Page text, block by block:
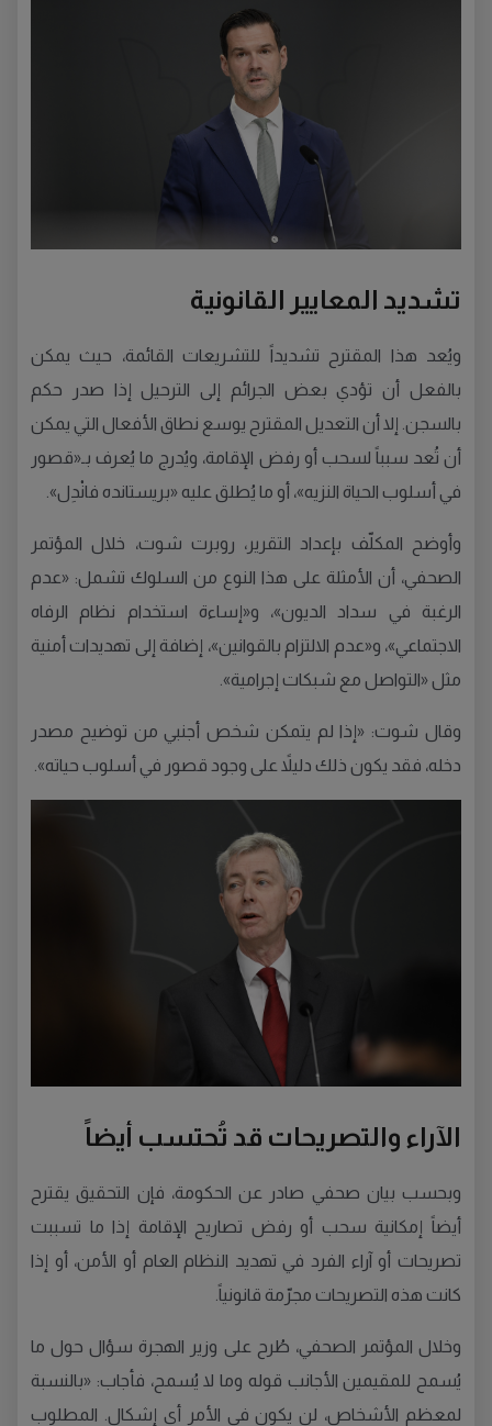
تشديد المعايير القانونية
ويُعد هذا المقترح تشديداً للتشريعات القائمة، حيث يمكن
بالفعل أن تؤدي بعض الجرائم إلى الترحيل إذا صدر حكم
بالسجن. إلا أن التعديل المقترح يوسع نطاق الأفعال التي يمكن
أن تُعد سبباً لسحب أو رفض الإقامة، ويُدرج ما يُعرف بـ«قصور
في أسلوب الحياة النزيه»، أو ما يُطلق عليه «بريستانده فانْدِل».
وأوضح المكلّف بإعداد التقرير، روبرت شوت، خلال المؤتمر
الصحفي، أن الأمثلة على هذا النوع من السلوك تشمل: «عدم
الرغبة في سداد الديون»، و«إساءة استخدام نظام الرفاه
الاجتماعي»، و«عدم الالتزام بالقوانين»، إضافة إلى تهديدات أمنية
مثل «التواصل مع شبكات إجرامية».
وقال شوت: «إذا لم يتمكن شخص أجنبي من توضيح مصدر
دخله، فقد يكون ذلك دليلاً على وجود قصور في أسلوب حياته».
الآراء والتصريحات قد تُحتسب أيضاً
وبحسب بيان صحفي صادر عن الحكومة، فإن التحقيق يقترح
أيضاً إمكانية سحب أو رفض تصاريح الإقامة إذا ما تسببت
تصريحات أو آراء الفرد في تهديد النظام العام أو الأمن، أو إذا
كانت هذه التصريحات مجرّمة قانونياً.
وخلال المؤتمر الصحفي، طُرح على وزير الهجرة سؤال حول ما
يُسمح للمقيمين الأجانب قوله وما لا يُسمح، فأجاب: «بالنسبة
لمعظم الأشخاص، لن يكون في الأمر أي إشكال. المطلوب